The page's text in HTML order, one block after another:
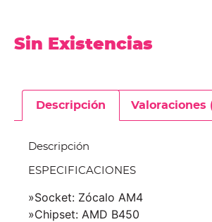
Sin Existencias
Descripción Valoraciones
Descripción
ESPECIFICACIONES
»Socket: Zócalo AM4
»Chipset: AMD B450